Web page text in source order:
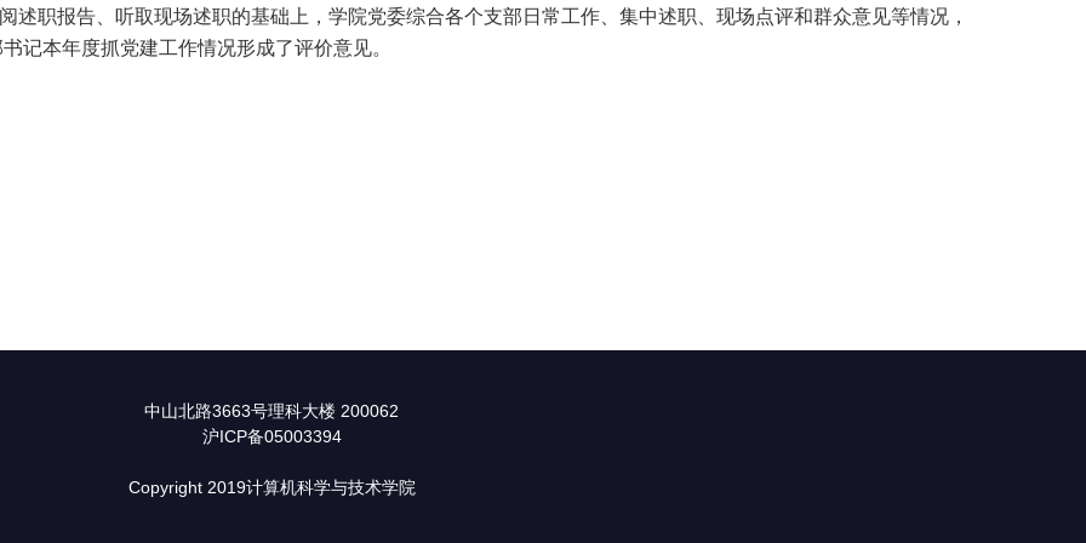
职报告、听取现场述职的基础上，学院党委综合各个支部日常工作、集中述职、现场点评和群众意见等情况，
记本年度抓党建工作情况形成了评价意见。
中山北路3663号理科大楼 200062
沪ICP备05003394
Copyright 2019计算机科学与技术学院